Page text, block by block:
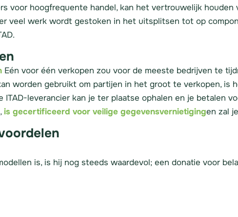
voor hoogfrequente handel, kan het vertrouwelijk
veel werk wordt gestoken in het uitsplitsen tot op
Eén voor één verkopen zou voor de meeste bedrijven te
worden gebruikt om partijen in het groot te verkopen,
ITAD-leverancier kan je ter plaatse ophalen en je betalen
is gecertificeerd voor veilige gegevensvernietigingen zal
is, is hij nog steeds waardevol; een donatie voor